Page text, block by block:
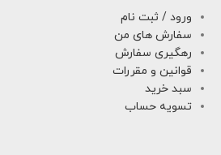
ورود / ثبت نام
سفارش های من
رهگیری سفارش
قوانین و مقررات
سبد خرید
تسویه حساب